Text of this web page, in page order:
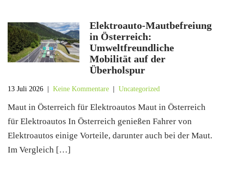
Elektroauto-Mautbefreiung
in Österreich:
Umweltfreundliche
Mobilität auf der
Überholspur
13 Juli 2026 Keine Kommentare Uncategorized
Maut in Österreich für Elektroautos Maut in Österreich
für Elektroautos In Österreich genießen Fahrer von
Elektroautos einige Vorteile, darunter auch bei der Maut.
Im Vergleich […]